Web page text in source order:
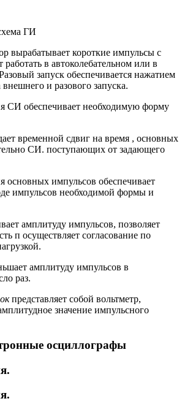
ГИ
вырабатывает короткие импульсы с
работать в автоколебательном или в
запуск обеспечивается нажатием
и разового запуска.
СИ обеспечивает необходимую форму
временной сдвиг на время , основных
СИ. поступающих от задающего
основных импульсов обеспечивает
импульсов необходимой формы и
амплитуду импульсов, позволяет
п осуществляет согласование по
амплитуду импульсов в
раз.
представляет собой вольтметр,
значение импульсного
осциллографы